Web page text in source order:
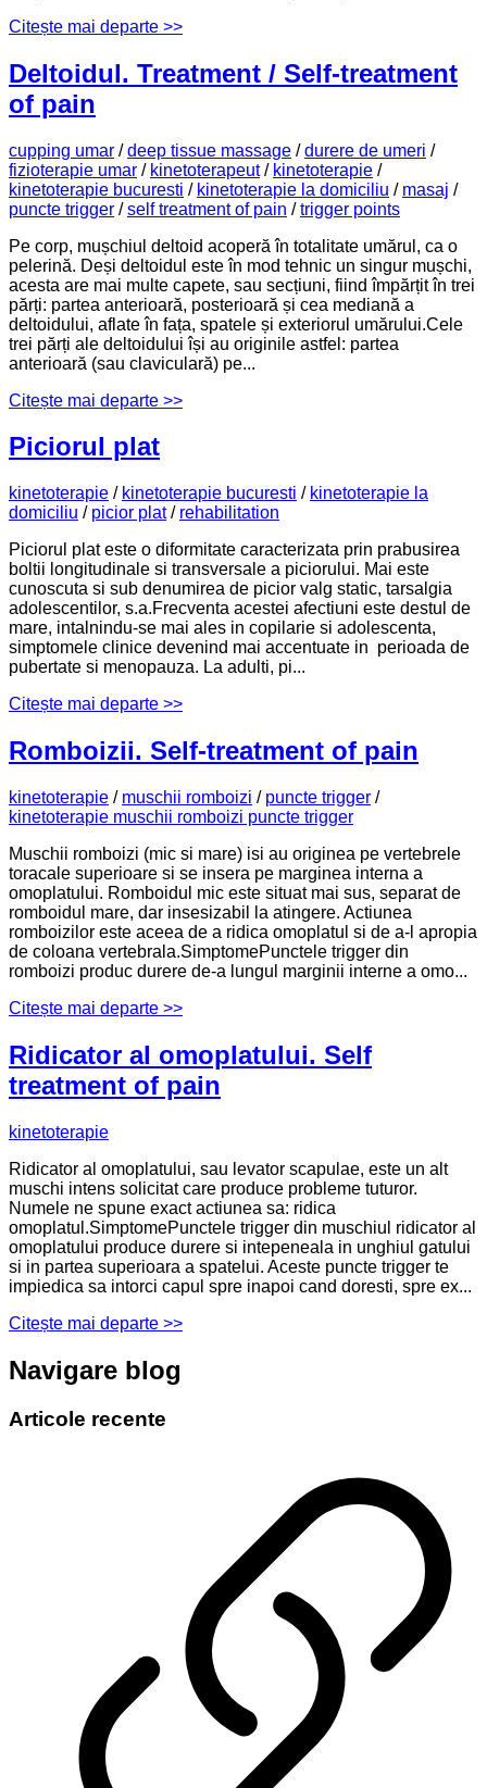
Citește mai departe >>
Deltoidul. Treatment / Self-treatment
of pain
cupping umar /deep tissue massage /durere de umeri /
fizioterapie umar / kinetoterapeut/ kinetoterapie /
kinetoterapie bucuresti / kinetoterapie la domiciliu / masaj /
puncte trigger /self treatment of pain /trigger points
Pe corp, mușchiul deltoid acoperă în totalitate umărul, ca o
pelerină. Deși deltoidul este în mod tehnic un singur mușchi,
acesta are mai multe capete, sau secțiuni, fiind împărțit în trei
părți: partea anterioară, posterioară și cea mediană a
deltoidului, aflate în fața, spatele și exteriorul umărului.Cele
trei părți ale deltoidului își au originile astfel: partea
anterioară (sau claviculară) pe...
Citește mai departe >>
Piciorul plat
kinetoterapie / kinetoterapie bucuresti / kinetoterapie la
domiciliu / picior plat/ rehabilitation
Piciorul plat este o diformitate caracterizata prin prabusirea
boltii longitudinale si transversale a piciorului. Mai este
cunoscuta si sub denumirea de picior valg static, tarsalgia
adolescentilor, s.a.Frecventa acestei afectiuni este destul de
mare, intalnindu-se mai ales in copilarie si adolescenta,
simptomele clinice devenind mai accentuate in perioada de
pubertate si menopauza. La adulti, pi...
Citește mai departe >>
Romboizii. Self-treatment of pain
kinetoterapie / muschii romboizi / puncte trigger /
kinetoterapie muschii romboizi puncte trigger
Muschii romboizi (mic si mare) isi au originea pe vertebrele
toracale superioare si se insera pe marginea interna a
omoplatului. Romboidul mic este situat mai sus, separat de
romboidul mare, dar insesizabil la atingere. Actiunea
romboizilor este aceea de a ridica omoplatul si de a-l apropia
de coloana vertebrala.SimptomePunctele trigger din
romboizi produc durere de-a lungul marginii interne a omo...
Citește mai departe >>
Ridicator al omoplatului. Self
treatment of pain
kinetoterapie
Ridicator al omoplatului, sau levator scapulae, este un alt
muschi intens solicitat care produce probleme tuturor.
Numele ne spune exact actiunea sa: ridica
omoplatul.SimptomePunctele trigger din muschiul ridicator al
omoplatului produce durere si intepeneala in unghiul gatului
si in partea superioara a spatelui. Aceste puncte trigger te
impiedica sa intorci capul spre inapoi cand doresti, spre ex...
Citește mai departe >>
Navigare blog
Articole recente